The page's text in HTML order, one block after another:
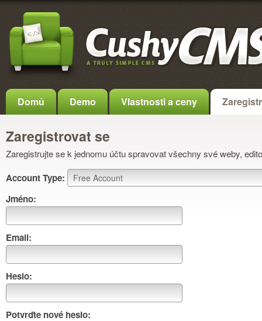
Domů Demo Vlastnosti a ceny
Zaregistrovat se
Zaregistrujte se k jednomu účtu spravovat všechny své weby,
Account Type:
Jméno:
Email:
Heslo:
Potvrďte nové heslo: